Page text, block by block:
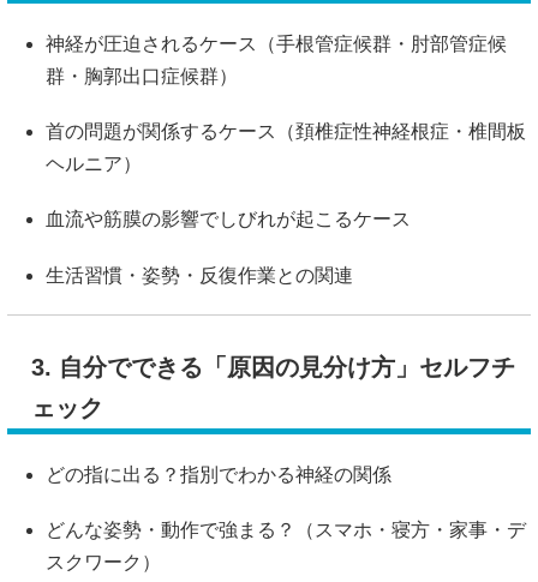
神経が圧迫されるケース（手根管症候群・肘部管症候
群・胸郭出口症候群）
首の問題が関係するケース（頚椎症性神経根症・椎間板
ヘルニア）
血流や筋膜の影響でしびれが起こるケース
生活習慣・姿勢・反復作業との関連
3. 自分でできる「原因の見分け方」セルフチ
ェック
どの指に出る？指別でわかる神経の関係
どんな姿勢・動作で強まる？（スマホ・寝方・家事・デ
スクワーク）